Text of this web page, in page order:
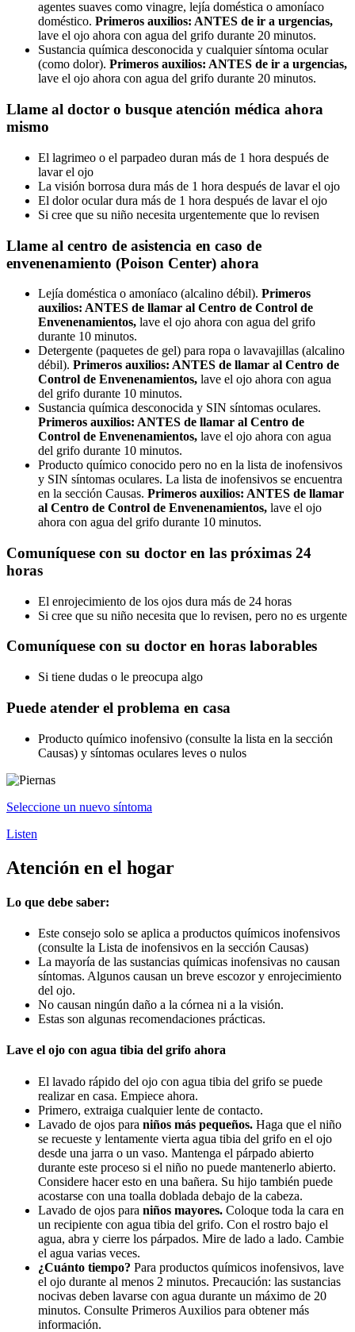
agentes suaves como vinagre, lejía doméstica o amoníaco
doméstico. Primeros auxilios: ANTES de ir a urgencias,
lave el ojo ahora con agua del grifo durante 20 minutos.
Sustancia química desconocida y cualquier síntoma ocular
(como dolor). Primeros auxilios: ANTES de ir a urgencias,
lave el ojo ahora con agua del grifo durante 20 minutos.
Llame al doctor o busque atención médica ahora
mismo
El lagrimeo o el parpadeo duran más de 1 hora después de
lavar el ojo
La visión borrosa dura más de 1 hora después de lavar el ojo
El dolor ocular dura más de 1 hora después de lavar el ojo
Si cree que su niño necesita urgentemente que lo revisen
Llame al centro de asistencia en caso de
envenenamiento (Poison Center) ahora
Lejía doméstica o amoníaco (alcalino débil). Primeros
auxilios: ANTES de llamar al Centro de Control de
Envenenamientos, lave el ojo ahora con agua del grifo
durante 10 minutos.
Detergente (paquetes de gel) para ropa o lavavajillas (alcalino
débil). Primeros auxilios: ANTES de llamar al Centro de
Control de Envenenamientos, lave el ojo ahora con agua
del grifo durante 10 minutos.
Sustancia química desconocida y SIN síntomas oculares.
Primeros auxilios: ANTES de llamar al Centro de
Control de Envenenamientos, lave el ojo ahora con agua
del grifo durante 10 minutos.
Producto químico conocido pero no en la lista de inofensivos
y SIN síntomas oculares. La lista de inofensivos se encuentra
en la sección Causas. Primeros auxilios: ANTES de llamar
al Centro de Control de Envenenamientos, lave el ojo
ahora con agua del grifo durante 10 minutos.
Comuníquese con su doctor en las próximas 24
horas
El enrojecimiento de los ojos dura más de 24 horas
Si cree que su niño necesita que lo revisen, pero no es urgente
Comuníquese con su doctor en horas laborables
Si tiene dudas o le preocupa algo
Puede atender el problema en casa
Producto químico inofensivo (consulte la lista en la sección
Causas) y síntomas oculares leves o nulos
Seleccione un nuevo síntoma
Listen
Atención en el hogar
Lo que debe saber:
Este consejo solo se aplica a productos químicos inofensivos
(consulte la Lista de inofensivos en la sección Causas)
La mayoría de las sustancias químicas inofensivas no causan
síntomas. Algunos causan un breve escozor y enrojecimiento
del ojo.
No causan ningún daño a la córnea ni a la visión.
Estas son algunas recomendaciones prácticas.
Lave el ojo con agua tibia del grifo ahora
El lavado rápido del ojo con agua tibia del grifo se puede
realizar en casa. Empiece ahora.
Primero, extraiga cualquier lente de contacto.
Lavado de ojos para niños más pequeños. Haga que el niño
se recueste y lentamente vierta agua tibia del grifo en el ojo
desde una jarra o un vaso. Mantenga el párpado abierto
durante este proceso si el niño no puede mantenerlo abierto.
Considere hacer esto en una bañera. Su hijo también puede
acostarse con una toalla doblada debajo de la cabeza.
Lavado de ojos para niños mayores. Coloque toda la cara en
un recipiente con agua tibia del grifo. Con el rostro bajo el
agua, abra y cierre los párpados. Mire de lado a lado. Cambie
el agua varias veces.
¿Cuánto tiempo? Para productos químicos inofensivos, lave
el ojo durante al menos 2 minutos. Precaución: las sustancias
nocivas deben lavarse con agua durante un máximo de 20
minutos. Consulte Primeros Auxilios para obtener más
información.